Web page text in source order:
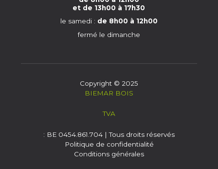
et de 13h00 à 17h30
le samedi : de 8h00 à 12h00
fermé le dimanche
Copyright © 2025
BIEMAR BOIS
TVA
: BE 0454.861.704 | Tous droits réservés
Politique de confidentialité
Conditions générales